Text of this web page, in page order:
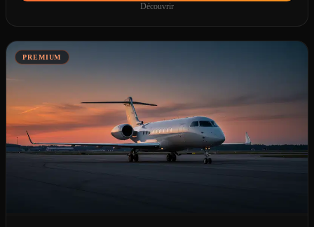
Découvrir
PREMIUM